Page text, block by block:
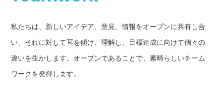
私たちは、新しいアイデア、意見、情報をオープンに共有し合
い、それに対して耳を傾け、理解し、目標達成に向けて個々の
違いを生かします。オープンであることで、素晴らしいチーム
ワークを発揮します。